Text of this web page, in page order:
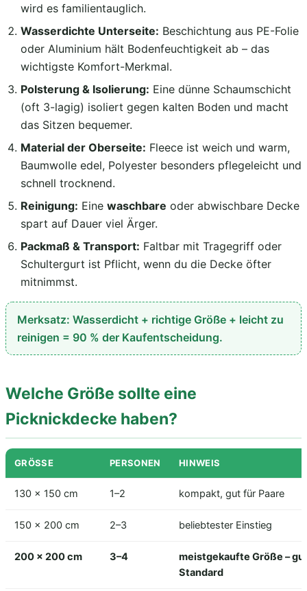
wird es familientauglich.
Wasserdichte Unterseite: Beschichtung aus PE-Folie
oder Aluminium hält Bodenfeuchtigkeit ab – das
wichtigste Komfort-Merkmal.
Polsterung & Isolierung: Eine dünne Schaumschicht
(oft 3-lagig) isoliert gegen kalten Boden und macht
das Sitzen bequemer.
Material der Oberseite: Fleece ist weich und warm,
Baumwolle edel, Polyester besonders pflegeleicht und
schnell trocknend.
Reinigung: Eine waschbare oder abwischbare Decke
spart auf Dauer viel Ärger.
Packmaß & Transport: Faltbar mit Tragegriff oder
Schultergurt ist Pflicht, wenn du die Decke öfter
mitnimmst.
Merksatz: Wasserdicht + richtige Größe + leicht zu
reinigen = 90 % der Kaufentscheidung.
Welche Größe sollte eine
Picknickdecke haben?
GRÖSSE PERSONEN HINWEIS
130 × 150 cm 1–2 kompakt, gut für Paare
150 × 200 cm 2–3 beliebtester Einstieg
200 × 200 cm 3–4
meistgekaufte Größe –
Standard